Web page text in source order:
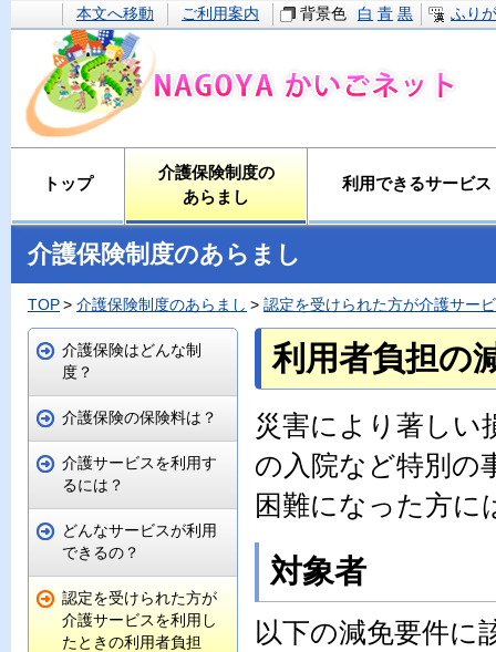
本文へ移動 ご利用案内 背景色 白 青 黒 ふり
トップ
介護保険制度の
あらまし
利用できるサービス
介護保険制度のあらまし
TOP 介護保険制度のあらまし 認定を受けられた方が介護サー
利用者負担の
災害により著しい
の入院など特別の
困難になった方に
対象者
以下の減免要件に
介護保険はどんな制
度？
介護保険の保険料は？
介護サービスを利用す
るには？
どんなサービスが利用
できるの？
認定を受けられた方が
介護サービスを利用し
たときの利用者負担